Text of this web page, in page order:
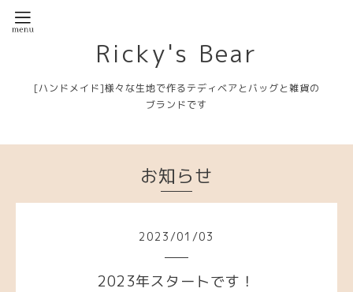
Ricky's Bear
[ハンドメイド]様々な生地で作るテディベアとバッグと雑貨の
ブランドです
お知らせ
2023 /01 /03
2023年スタートです！